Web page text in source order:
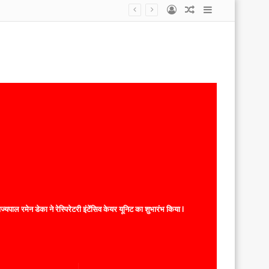
Sidebar
Random
Log
रमेन डेका ने रेस्पिरेटरी इंटेंसिव केयर यूनिट का शुभारंभ किया l